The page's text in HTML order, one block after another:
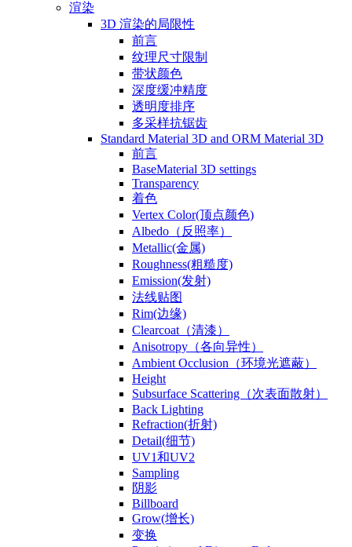
渲染
3D 渲染的局限性
前言
纹理尺寸限制
带状颜色
深度缓冲精度
透明度排序
多采样抗锯齿
Standard Material 3D and ORM Material 3D
前言
BaseMaterial 3D settings
Transparency
着色
Vertex Color(顶点颜色)
Albedo（反照率）
Metallic(金属)
Roughness(粗糙度)
Emission(发射)
法线贴图
Rim(边缘)
Clearcoat（清漆）
Anisotropy（各向异性）
Ambient Occlusion（环境光遮蔽）
Height
Subsurface Scattering（次表面散射）
Back Lighting
Refraction(折射)
Detail(细节)
UV1和UV2
Sampling
阴影
Billboard
Grow(增长)
变换